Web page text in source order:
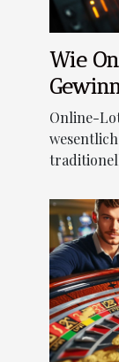
Wie
Online-